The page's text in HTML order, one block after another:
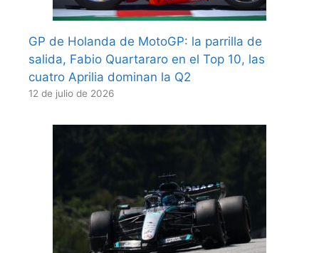
GP de Holanda de MotoGP: la parrilla de
salida, Fabio Quartararo en el Top 10, las
cuatro Aprilia dominan la Q2
12 de julio de 2026